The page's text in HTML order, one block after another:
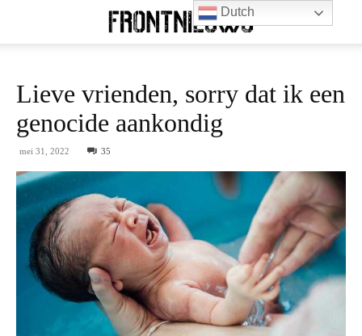
Lieve vrienden, sorry dat ik een
genocide aankondig
mei 31, 2022 35
Dutch